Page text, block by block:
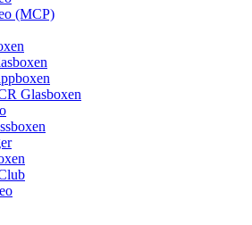
(MCP)
Glasboxen